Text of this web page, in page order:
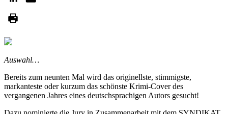
Auswahl…
Bereits zum neunten Mal wird das originellste, stimmigste,
markanteste oder kurzum das schönste Krimi-Cover des
vergangenen Jahres eines deutschsprachigen Autors gesucht!